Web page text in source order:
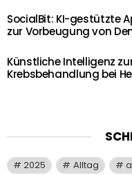
SocialBit: KI-gestützte
zur Vorbeugung von
Künstliche Intelligenz
Krebsbehandlung bei
2025 Alltag